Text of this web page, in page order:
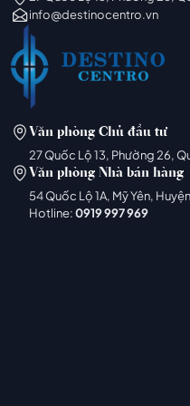
info@destinocentro.vn
Văn phòng Chủ đầu tư
27 Quốc Lộ 13, Phường 26,
Văn phòng Nhà bán hàng
54 Quốc Lộ 1A, Mỹ Yên,
Hotline:0919 997 969